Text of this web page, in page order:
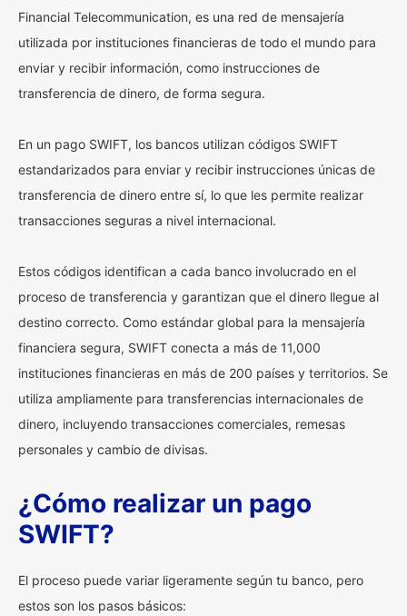
Financial Telecommunication, es una red de mensajería
utilizada por instituciones financieras de todo el mundo para
enviar y recibir información, como instrucciones de
transferencia de dinero, de forma segura.
En un pago SWIFT, los bancos utilizan códigos SWIFT
estandarizados para enviar y recibir instrucciones únicas de
transferencia de dinero entre sí, lo que les permite realizar
transacciones seguras a nivel internacional.
Estos códigos identifican a cada banco involucrado en el
proceso de transferencia y garantizan que el dinero llegue al
destino correcto. Como estándar global para la mensajería
financiera segura, SWIFT conecta a más de 11,000
instituciones financieras en más de 200 países y territorios. Se
utiliza ampliamente para transferencias internacionales de
dinero, incluyendo transacciones comerciales, remesas
personales y cambio de divisas.
¿Cómo realizar un pago
SWIFT?
El proceso puede variar ligeramente según tu banco, pero
estos son los pasos básicos: